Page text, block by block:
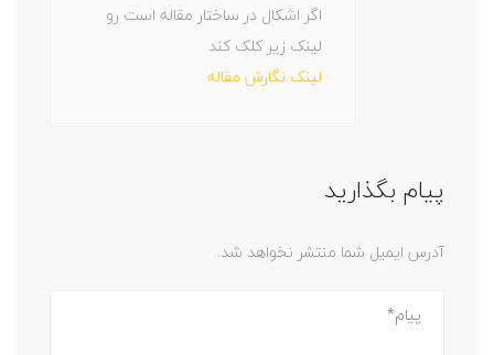
اگر اشکال در ساختار مقاله است رو
لینک زیر کلک کند
لینک نگارش مقاله
پیام بگذارید
آدرس ایمیل شما منتشر نخواهد شد.